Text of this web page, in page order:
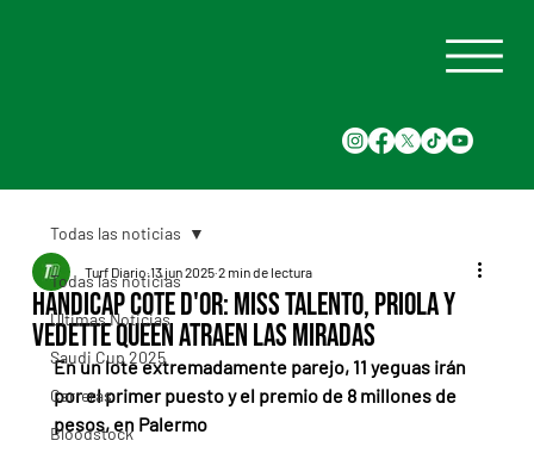
Todas las noticias
Últimas Noticias
Saudi Cup 2025
Carreras
Bloodstock
Todas las noticias
Handicap Cote D'Or: Miss Talento, Priola y
Vedette Queen atraen las miradas
Turf Diario 13 jun 2025 2 min de lectura
En un lote extremadamente parejo, 11 yeguas irán
por el primer puesto y el premio de 8 millones de
pesos, en Palermo